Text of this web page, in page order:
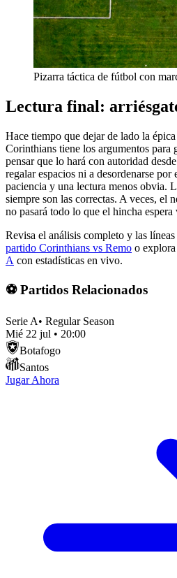
Pizarra táctica de fútbol con
Lectura final:
Hace tiempo que dejar de lado la
Corinthians tiene los argumentos para
pensar que lo hará con autoridad
regalar espacios ni a desordenarse
paciencia y una lectura menos obvia.
siempre son las correctas. A veces, el
no pasará todo lo que el hincha espera
Revisa el análisis completo y las
partido Corinthians vs Remo o
A con estadísticas en vivo.
⚽ Partidos Relacionados
Serie A• Regular Season
Mié 22 jul • 20:00
Botafogo
Santos
Jugar Ahora